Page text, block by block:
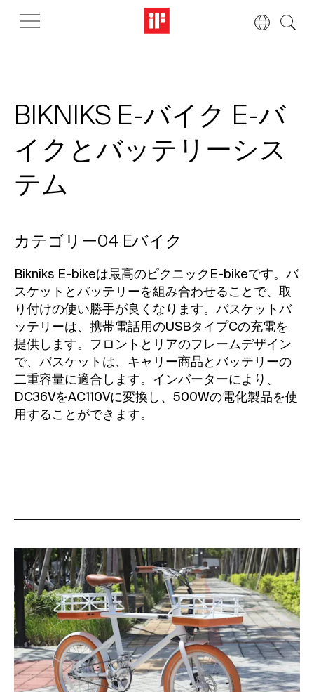
BIKNIKS E-バイク E-バ
イクとバッテリーシス
テム
カテゴリー04 Eバイク
Bikniks E-bikeは最高のピクニックE-bikeです。バ
スケットとバッテリーを組み合わせることで、取
り付けの使い勝手が良くなります。バスケットバ
ッテリーは、携帯電話用のUSBタイプCの充電を
提供します。フロントとリアのフレームデザイン
で、バスケットは、キャリー商品とバッテリーの
二重容量に適合します。インバーターにより、
DC36VをAC110Vに変換し、500Wの電化製品を使
用することができます。